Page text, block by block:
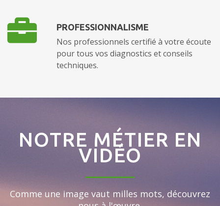
PROFESSIONNALISME
Nos professionnels certifié à votre écoute
pour tous vos diagnostics et conseils
techniques.
NOTRE MÉTIER EN
VIDÉO
Comme une image vaut milles mots, découvrez